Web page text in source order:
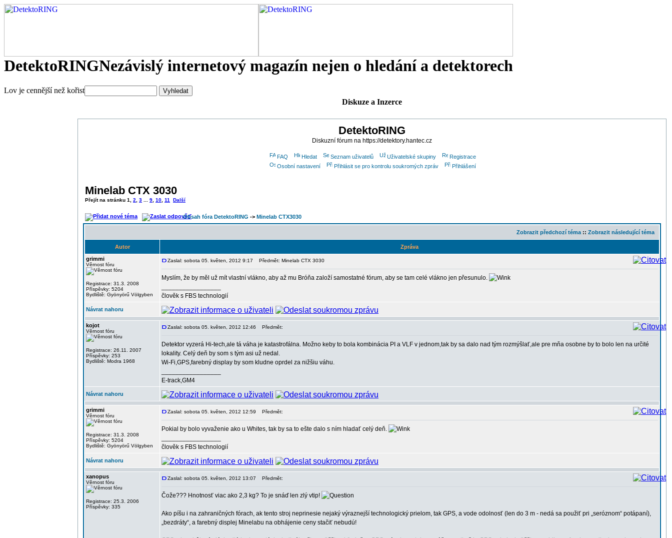
DetektoRINGNezávislý internetový magazín nejen o hledání a detektorech
Lov je cennější než kořist
Diskuze a Inzerce
DetektoRING
Diskuzní fórum na https://detektory.hantec.cz
FAQ Hledat Seznam uživatelů Uživatelské skupiny
Registrace
Osobní nastavení
Přihlásit se pro kontrolu soukromých zpráv Přihlášení
Minelab CTX 3030
Přejít na stránku 1 2 3 9 10 11 Další
Obsah fóra DetektoRING -> Minelab CTX3030
Zobrazit předchozí téma :: Zobrazit následující téma
Autor
Zpráva
grimmi
Věrnost fóru
Registrace: 31.3. 2008
Příspěvky: 5204
Bydliště: Gyönyörű Völgyben
Zaslal: sobota 05. květen, 2012 9:17 Předmět: Minelab CTX 3030
Myslím, že by měl už mít vlastní vlákno, aby až mu Bróňa založí samostatné fórum, aby se tam celé vlákno jen přesunulo.
člověk s FBS technologií
Návrat nahoru
kojot
Věrnost fóru
Registrace: 26.11. 2007
Příspěvky: 253
Bydliště: Modra 1968
Zaslal: sobota 05. květen, 2012 12:46 Předmět:
Detektor vyzerá Hi-tech,ale tá váha je katastrofálna. Možno keby to bola kombinácia PI a VLF v jednom,tak by sa dalo nad tým rozmýšlať,ale pre mňa osobne by to bolo len na určité
lokality. Celý deň by som s tým asi už nedal.
Wi-Fi,GPS,farebný display by som kludne oprdel za nižšiu váhu.
E-track,GM4
Návrat nahoru
grimmi
Věrnost fóru
Registrace: 31.3. 2008
Příspěvky: 5204
Bydliště: Gyönyörű Völgyben
Zaslal: sobota 05. květen, 2012 12:59 Předmět:
Pokial by bolo vyvaženie ako u Whites, tak by sa to ešte dalo s ním hladať celý deň.
člověk s FBS technologií
Návrat nahoru
xanopus
Věrnost fóru
Registrace: 25.3. 2006
Příspěvky: 335
Zaslal: sobota 05. květen, 2012 13:07 Předmět:
Čože??? Hnotnosť viac ako 2,3 kg? To je snáď len zlý vtip!
Ako píšu i na zahraničných fórach, ak tento stroj neprinesie nejaký výraznejší technologický prielom, tak GPS, a vode odolnosť (len do 3 m - nedá sa použiť pri „seróznom“ potápaní),
„bezdráty“, a farebný displej Minelabu na obhájenie ceny stačiť nebudú!